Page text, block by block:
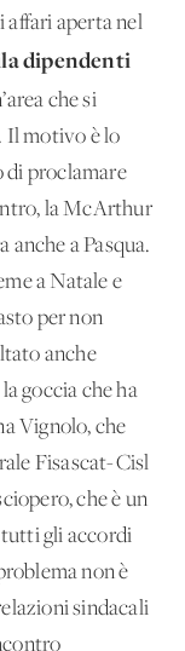
affari aperta nel
dipendenti
che si
Il motivo è lo
di proclamare
la McArthur
anche a Pasqua.
a Natale e
per non
anche
goccia che ha
Vignolo, che
Fisascat-Cisl
che è un
gli accordi
non è
sindacali